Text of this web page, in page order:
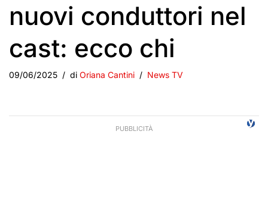
nuovi conduttori nel
cast: ecco chi
09/06/2025 di Oriana Cantini News TV